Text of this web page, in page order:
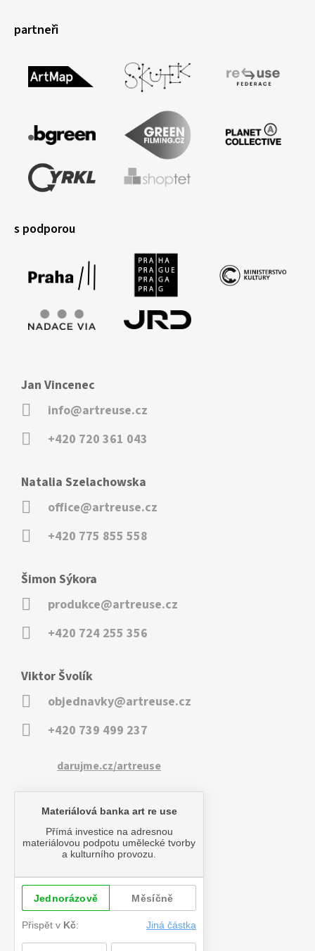
partneři
s podporou
Jan Vincenec
info@artreuse.cz
+420 720 361 043
Natalia Szelachowska
office@artreuse.cz
+420 775 855 558
Šimon Sýkora
produkce@artreuse.cz
+420 724 255 356
Viktor Švolík
objednavky@artreuse.cz
+420 739 499 237
darujme.cz/artreuse